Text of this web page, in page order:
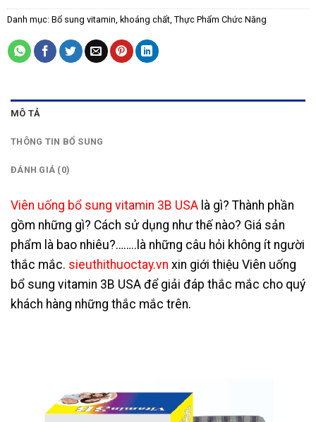
Danh mục: Bổ sung vitamin, khoáng chất, Thực Phẩm Chức Năng
MÔ TẢ
THÔNG TIN BỔ SUNG
ĐÁNH GIÁ (0)
Viên uống bổ sung vitamin 3B USA là gì? Thành phần
gồm những gì? Cách sử dụng như thế nào? Giá sản
phẩm là bao nhiêu?……..là những câu hỏi không ít người
thắc mắc. sieuthithuoctay.vn xin giới thiệu Viên uống
bổ sung vitamin 3B USA để giải đáp thắc mắc cho quý
khách hàng những thắc mắc trên.